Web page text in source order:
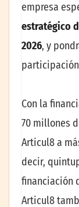
empresa
estratégico
2026, y
Con la
70 millones
Articul8 a
decir,
financiación
Articul8